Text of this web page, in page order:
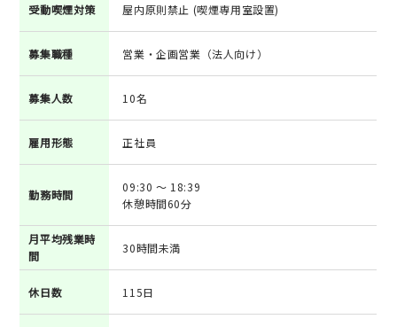
受動喫煙対策 屋内原則禁止 (喫煙専用室設置)
募集職種 営業・企画営業（法人向け）
募集人数 10名
雇用形態 正社員
勤務時間
09:30 ～ 18:39
休憩時間60分
月平均残業時
間
30時間未満
休日数 115日